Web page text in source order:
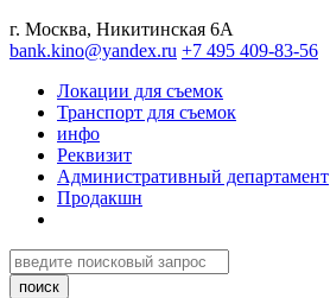
г. Москва, Никитинская 6А
bank.kino@yandex.ru +7 495 409-83-56
Локации для съемок
Транспорт для съемок
инфо
Реквизит
Административный департамент
Продакшн